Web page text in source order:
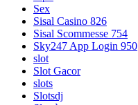
Sex
Sisal Casino 826
Sisal Scommesse 754
Sky247 App Login 950
slot
Slot Gacor
slots
Slotsdj